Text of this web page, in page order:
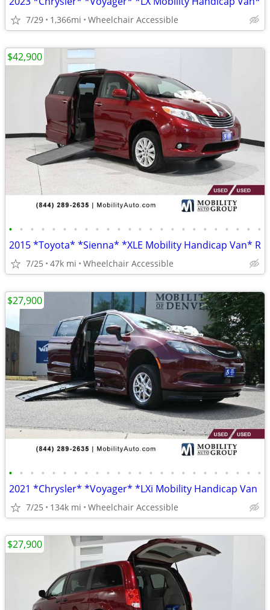
7/29 1,366mi Wheelchair Accessible
• • • • • • • • • • • • • • • • • • • • • • • •
2015 *Toyota* *Sienna* *XLE Mobility Handicap Van* R
7/25 47k mi Wheelchair Accessible
$42,900
• • • • • • • • • • • • • • • • • • • • • • • •
2021 *Chrysler* *Voyager* *LXi Mobility Handicap Van
7/25 134k mi Wheelchair Accessible
$27,900
$27,900